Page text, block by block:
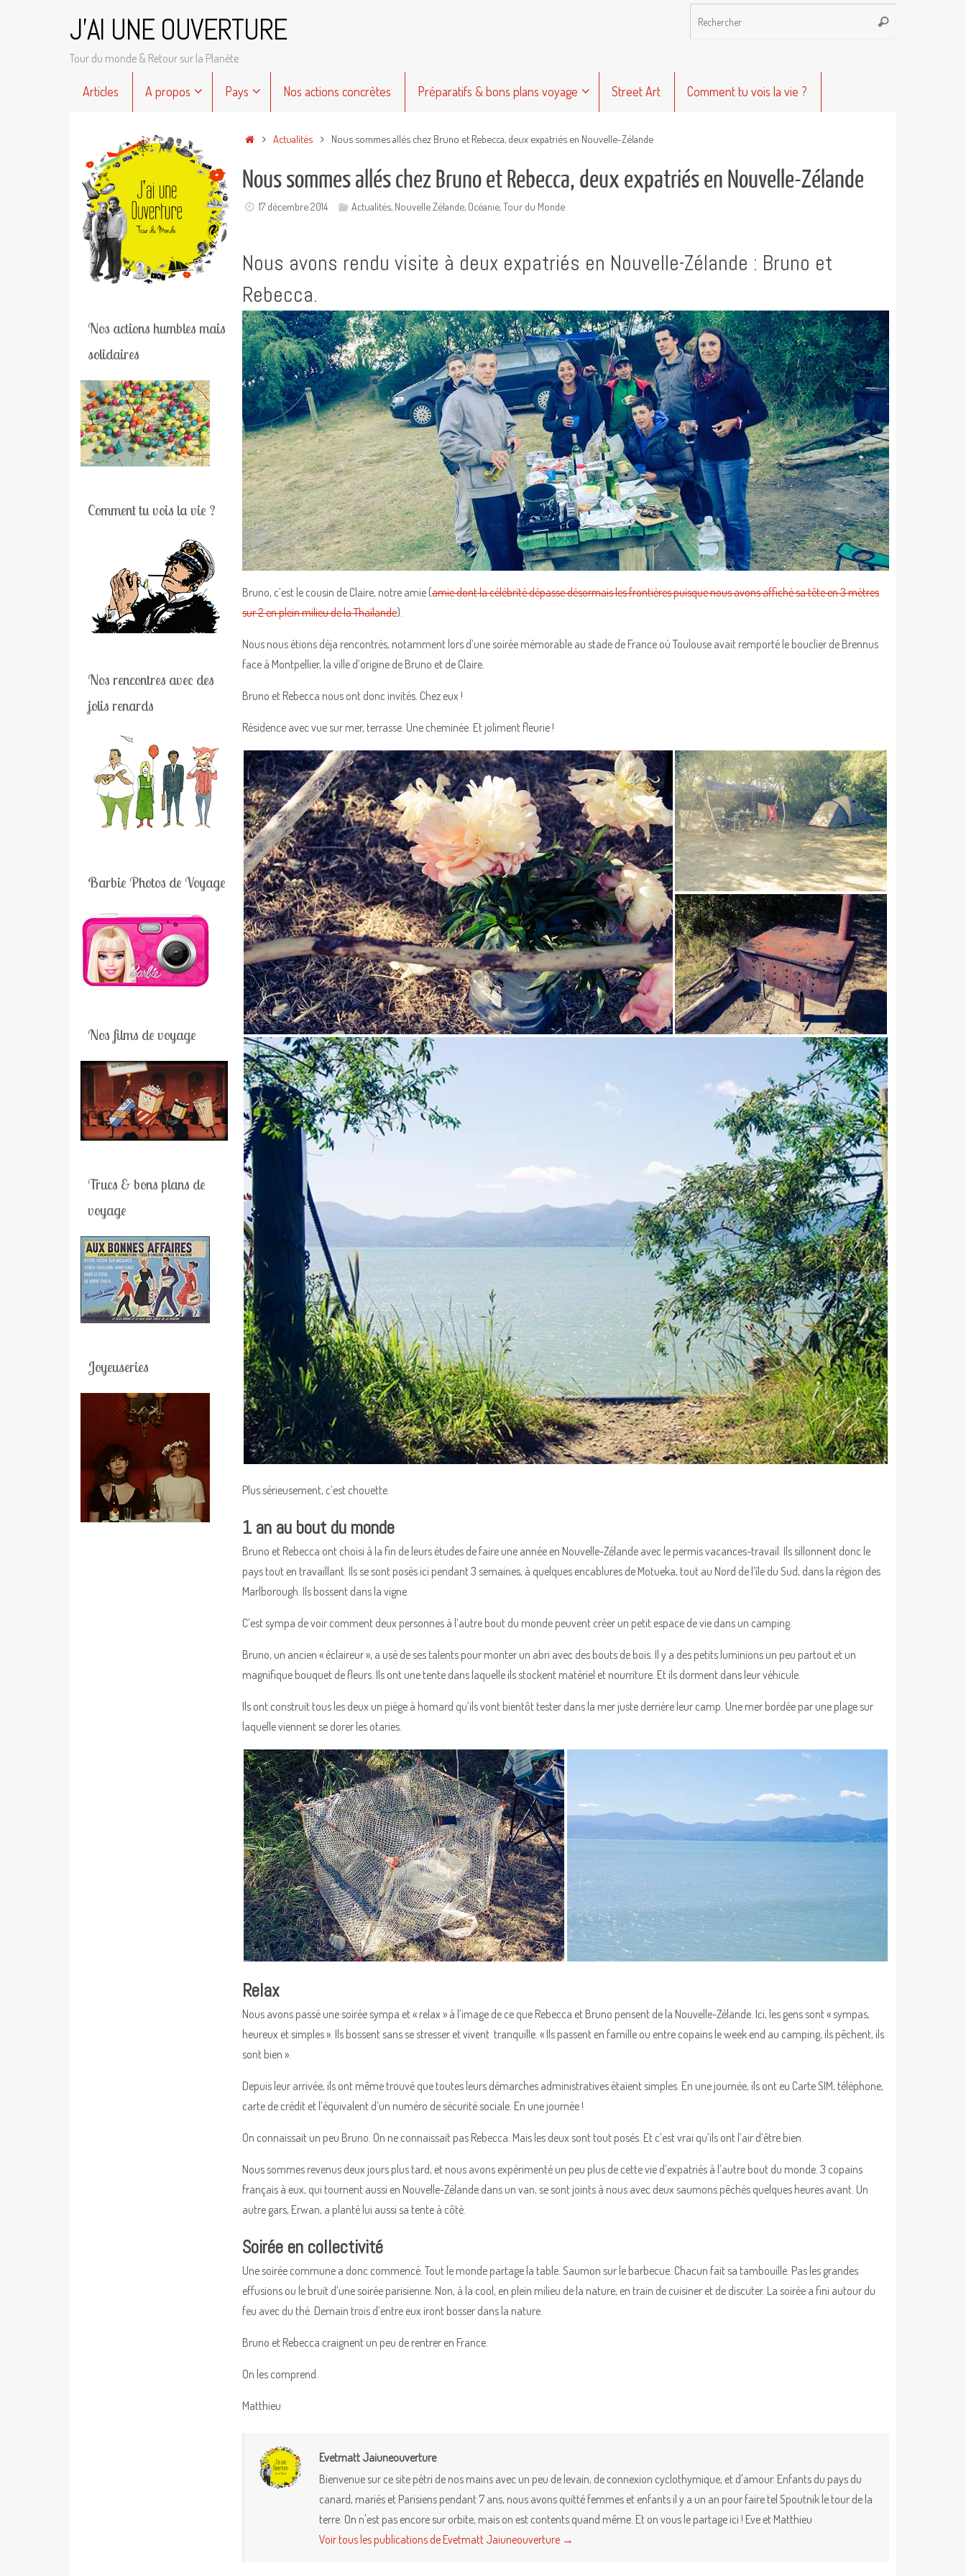
J'AI UNE OUVERTURE
Tour du monde & Retour sur la Planète
Rechercher
Articles A propos Pays Nos actions concrètes Préparatifs & bons plans voyage Street Art Comment tu vois la vie ?
AccueilActualités Nous sommes allés chez Bruno et Rebecca, deux expatriés en Nouvelle-Zélande
Nous sommes allés chez Bruno et Rebecca, deux expatriés en Nouvelle-Zélande
17 décembre 2014 Actualités, Nouvelle Zélande, Océanie,Tour du Monde
Nous avons rendu visite à deux expatriés en Nouvelle-Zélande : Bruno et
Rebecca.
Bruno, c’est le cousin de Claire, notre amie (amie dont la célébrité dépasse désormais les frontières puisque nous avons affiché sa tête en 3 mètres
sur 2 en plein milieu de la Thaïlande).
Nous nous étions déja rencontrés, notamment lors d’une soirée mémorable au stade de France où Toulouse avait remporté le bouclier de Brennus
face à Montpellier, la ville d’origine de Bruno et de Claire.
Bruno et Rebecca nous ont donc invités. Chez eux !
Résidence avec vue sur mer, terrasse. Une cheminée. Et joliment fleurie !
Plus sérieusement, c’est chouette.
1 an au bout du monde
Bruno et Rebecca ont choisi à la fin de leurs études de faire une année en Nouvelle-Zélande avec le permis vacances-travail. Ils sillonnent donc le
pays tout en travaillant. Ils se sont posés ici pendant 3 semaines, à quelques encablures de Motueka, tout au Nord de l’île du Sud, dans la région des
Marlborough. Ils bossent dans la vigne.
C’est sympa de voir comment deux personnes à l’autre bout du monde peuvent créer un petit espace de vie dans un camping.
Bruno, un ancien « éclaireur », a usé de ses talents pour monter un abri avec des bouts de bois. Il y a des petits luminions un peu partout et un
magnifique bouquet de fleurs. Ils ont une tente dans laquelle ils stockent matériel et nourriture. Et ils dorment dans leur véhicule.
Ils ont construit tous les deux un piège à homard qu’ils vont bientôt tester dans la mer juste derrière leur camp. Une mer bordée par une plage sur
laquelle viennent se dorer les otaries.
Relax
Nous avons passé une soirée sympa et « relax » à l’image de ce que Rebecca et Bruno pensent de la Nouvelle-Zélande. Ici, les gens sont « sympas,
heureux et simples ». Ils bossent sans se stresser et vivent tranquille. « Ils passent en famille ou entre copains le week end au camping, ils pêchent, ils
sont bien ».
Depuis leur arrivée, ils ont même trouvé que toutes leurs démarches administratives étaient simples. En une journée, ils ont eu Carte SIM, téléphone,
carte de crédit et l’équivalent d’un numéro de sécurité sociale. En une journée !
On connaissait un peu Bruno. On ne connaissait pas Rebecca. Mais les deux sont tout posés. Et c’est vrai qu’ils ont l’air d’être bien.
Nous sommes revenus deux jours plus tard, et nous avons expérimenté un peu plus de cette vie d’expatriés à l’autre bout du monde. 3 copains
français à eux, qui tournent aussi en Nouvelle-Zélande dans un van, se sont joints à nous avec deux saumons pêchés quelques heures avant. Un
autre gars, Erwan, a planté lui aussi sa tente à côté.
Soirée en collectivité
Une soirée commune a donc commencé. Tout le monde partage la table. Saumon sur le barbecue. Chacun fait sa tambouille. Pas les grandes
effusions ou le bruit d’une soirée parisienne. Non, à la cool, en plein milieu de la nature, en train de cuisiner et de discuter. La soirée a fini autour du
feu avec du thé. Demain trois d’entre eux iront bosser dans la nature.
Bruno et Rebecca craignent un peu de rentrer en France.
On les comprend.
Matthieu
Evetmatt Jaiuneouverture
Bienvenue sur ce site pétri de nos mains avec un peu de levain, de connexion cyclothymique, et d'amour. Enfants du pays du
canard, mariés et Parisiens pendant 7 ans, nous avons quitté femmes et enfants il y a un an pour faire tel Spoutnik le tour de la
terre. On n'est pas encore sur orbite, mais on est contents quand même. Et on vous le partage ici ! Eve et Matthieu
Voir tous les publications de Evetmatt Jaiuneouverture →
Nos actions humbles mais
solidaires
Comment tu vois la vie ?
Nos rencontres avec des
jolis renards
Barbie Photos de Voyage
Nos films de voyage
Trucs & bons plans de
voyage
Joyeuseries